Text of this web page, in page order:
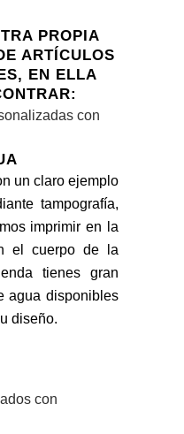
PROPIA
ARTÍCULOS
EN ELLA
un claro ejemplo
tampografía,
imprimir en la
el cuerpo de la
tienes gran
agua disponibles
diseño.